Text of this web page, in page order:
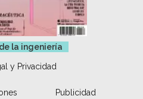
la ingeniería
y Privacidad
Publicidad